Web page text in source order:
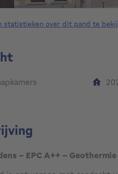
statistieken over dit pand te
- EPC A++ - Geothermie